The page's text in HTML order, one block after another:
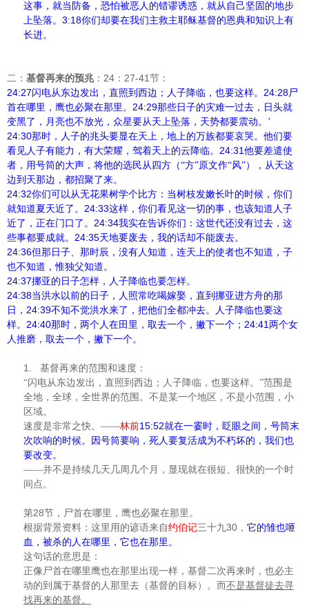
这事，就当防备，恐怕被恶人的错谬诱惑，就从自己坚固的地步
上坠落。 3:18你们却要在我们主救主耶稣基督的恩典和知识上有
长进。
二： 基督再来的预兆： 24 ： 27-41 节：
24:27闪电从东边发出，直照到西边；人子降临，也要这样。 24:28尸
首在哪里，鹰也必聚在那里。 24:29那些日子的灾难一过去，日头就
变黑了，月亮也不放光，众星要从天上坠落，天势都要震动。’
24:30那时，人子的兆头要显在天上，地上的万族都要哀哭。他们要
看见人子有能力，有大荣耀，驾着天上的云降临。 24:31 他要差遣使
者，用号筒的大声，将他的选民从四方（“方”原文作“风”），从天这
边到天那边，都招聚了来。
24:32你们可以从无花果树学个比方：当树枝发嫩长叶的时候，你们
就知道夏天近了。 24:33这样，你们看见这一切的事，也该知道人子
近了，正在门口了。 24:34我实在告诉你们：这世代还没有过去，这
些事都要成就。 24:35天地要废去，我的话却不能废去。
24:36但那日子、那时辰，没有人知道，连天上的使者也不知道，子
也不知道，惟独父知道。
24:37挪亚的日子怎样，人子降临也要怎样。
24:38当洪水以前的日子，人照常吃喝嫁娶，直到挪亚进方舟的那
日， 24:39不知不觉洪水来了，把他们全都冲去。人子降临也要这
样。 24:40那时，两个人在田里，取去一个，撇下一个； 24:41 两个女
人推磨，取去一个，撇下一个。
1.
基督再来的范围和速度：
“闪电从东边发出，直照到西边；人子降临，也要这样。”范围是
全地，全球，全世界的范围。不是某一个地区，不是小范围，小
区域。
速度是非常之快。——林前15:52就在一霎时，眨眼之间，号筒末
次吹响的时候。因号筒要响，死人要复活成为不朽坏的，我们也
要改变。
——并不是持续几天几周几个月，显现就在很短、很快的一个时
间点。
第28节，尸首在哪里，鹰也必聚在那里。
根据背景资料：这里用的谚语来自约伯记三十九30 ， 它的雏也咂
血，被杀的人在哪里，它也在那里。
这句话的意思是：
正像尸首在哪里鹰也在那里出现一样，基督二次再来时，也必主
动的到属于基督的人那里去（基督的目标）。而不是基督徒去寻
找再来的基督。